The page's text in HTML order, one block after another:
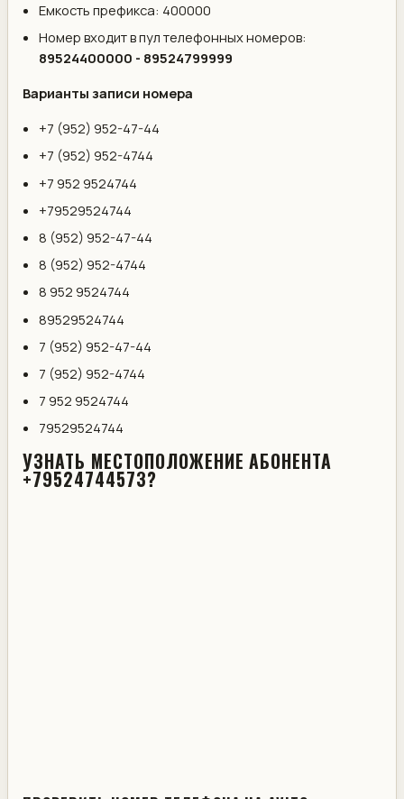
Емкость префикса: 400000
Номер входит в пул телефонных номеров:
89524400000 - 89524799999
Варианты записи номера
+7 (952) 952-47-44
+7 (952) 952-4744
+7 952 9524744
+79529524744
8 (952) 952-47-44
8 (952) 952-4744
8 952 9524744
89529524744
7 (952) 952-47-44
7 (952) 952-4744
7 952 9524744
79529524744
УЗНАТЬ МЕСТОПОЛОЖЕНИЕ АБОНЕНТА
+79524744573?